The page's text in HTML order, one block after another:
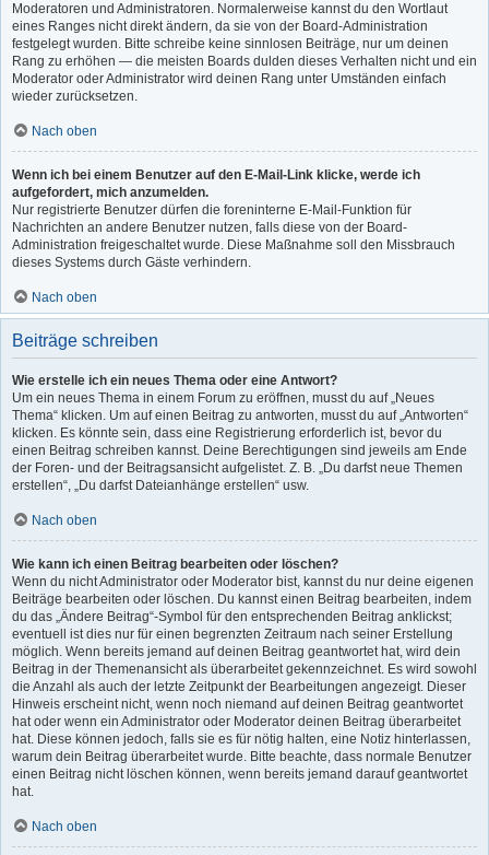
Moderatoren und Administratoren. Normalerweise kannst du den Wortlaut
eines Ranges nicht direkt ändern, da sie von der Board-Administration
festgelegt wurden. Bitte schreibe keine sinnlosen Beiträge, nur um deinen
Rang zu erhöhen — die meisten Boards dulden dieses Verhalten nicht und ein
Moderator oder Administrator wird deinen Rang unter Umständen einfach
wieder zurücksetzen.
Nach oben
Wenn ich bei einem Benutzer auf den E-Mail-Link klicke, werde ich
aufgefordert, mich anzumelden.
Nur registrierte Benutzer dürfen die foreninterne E-Mail-Funktion für
Nachrichten an andere Benutzer nutzen, falls diese von der Board-
Administration freigeschaltet wurde. Diese Maßnahme soll den Missbrauch
dieses Systems durch Gäste verhindern.
Nach oben
Beiträge schreiben
Wie erstelle ich ein neues Thema oder eine Antwort?
Um ein neues Thema in einem Forum zu eröffnen, musst du auf „Neues
Thema“ klicken. Um auf einen Beitrag zu antworten, musst du auf „Antworten“
klicken. Es könnte sein, dass eine Registrierung erforderlich ist, bevor du
einen Beitrag schreiben kannst. Deine Berechtigungen sind jeweils am Ende
der Foren- und der Beitragsansicht aufgelistet. Z. B. „Du darfst neue Themen
erstellen“, „Du darfst Dateianhänge erstellen“ usw.
Nach oben
Wie kann ich einen Beitrag bearbeiten oder löschen?
Wenn du nicht Administrator oder Moderator bist, kannst du nur deine eigenen
Beiträge bearbeiten oder löschen. Du kannst einen Beitrag bearbeiten, indem
du das „Ändere Beitrag“-Symbol für den entsprechenden Beitrag anklickst;
eventuell ist dies nur für einen begrenzten Zeitraum nach seiner Erstellung
möglich. Wenn bereits jemand auf deinen Beitrag geantwortet hat, wird dein
Beitrag in der Themenansicht als überarbeitet gekennzeichnet. Es wird sowohl
die Anzahl als auch der letzte Zeitpunkt der Bearbeitungen angezeigt. Dieser
Hinweis erscheint nicht, wenn noch niemand auf deinen Beitrag geantwortet
hat oder wenn ein Administrator oder Moderator deinen Beitrag überarbeitet
hat. Diese können jedoch, falls sie es für nötig halten, eine Notiz hinterlassen,
warum dein Beitrag überarbeitet wurde. Bitte beachte, dass normale Benutzer
einen Beitrag nicht löschen können, wenn bereits jemand darauf geantwortet
hat.
Nach oben